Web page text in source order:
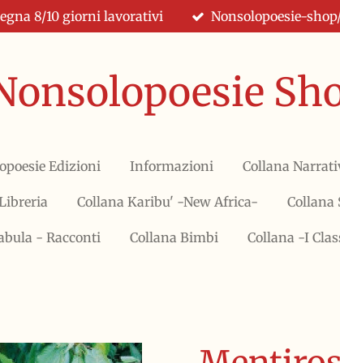
8/10 giorni lavorativi Nonsolopoesie-
Edizioni Informazioni Collana
Collana Karibu' -New Africa- Collana
- Racconti Collana Bimbi Collana -I